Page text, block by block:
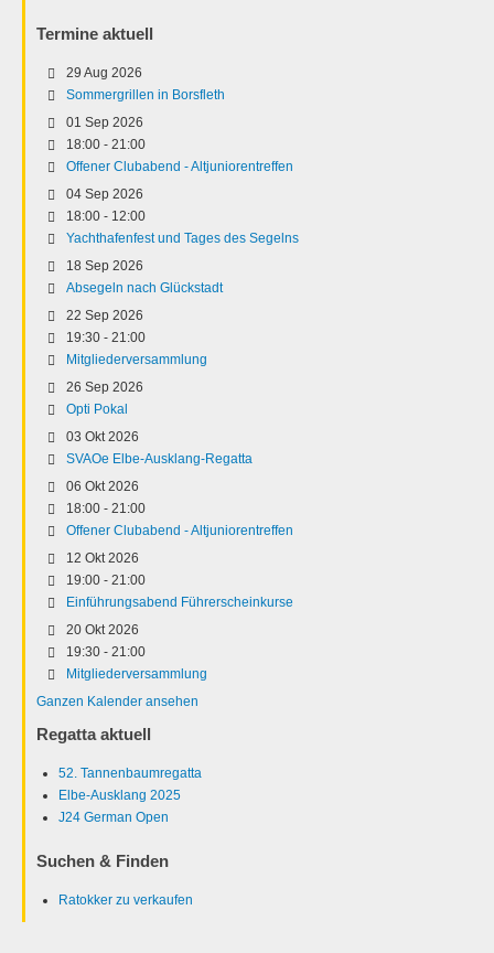
Termine aktuell
29 Aug 2026
Sommergrillen in Borsfleth
01 Sep 2026
18:00 - 21:00
Offener Clubabend - Altjuniorentreffen
04 Sep 2026
18:00 - 12:00
Yachthafenfest und Tages des Segelns
18 Sep 2026
Absegeln nach Glückstadt
22 Sep 2026
19:30 - 21:00
Mitgliederversammlung
26 Sep 2026
Opti Pokal
03 Okt 2026
SVAOe Elbe-Ausklang-Regatta
06 Okt 2026
18:00 - 21:00
Offener Clubabend - Altjuniorentreffen
12 Okt 2026
19:00 - 21:00
Einführungsabend Führerscheinkurse
20 Okt 2026
19:30 - 21:00
Mitgliederversammlung
Ganzen Kalender ansehen
Regatta aktuell
52. Tannenbaumregatta
Elbe-Ausklang 2025
J24 German Open
Suchen & Finden
Ratokker zu verkaufen